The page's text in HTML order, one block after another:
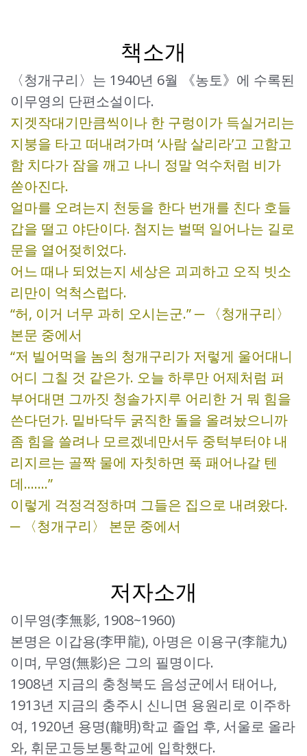
책소개
〈청개구리〉는 1940년 6월 《농토》에 수록된
이무영의 단편소설이다.
지겟작대기만큼씩이나 한 구렁이가 득실거리는
지붕을 타고 떠내려가며 ‘사람 살리라’고 고함고
함 치다가 잠을 깨고 나니 정말 억수처럼 비가
쏟아진다.
얼마를 오려는지 천둥을 한다 번개를 친다 호들
갑을 떨고 야단이다. 첨지는 벌떡 일어나는 길로
문을 열어젖히었다.
어느 때나 되었는지 세상은 괴괴하고 오직 빗소
리만이 억척스럽다.
“허, 이거 너무 과히 오시는군.” ─ 〈청개구리〉
본문 중에서
“저 빌어먹을 놈의 청개구리가 저렇게 울어대니
어디 그칠 것 같은가. 오늘 하루만 어제처럼 퍼
부어대면 그까짓 청솔가지루 어리한 거 뭐 힘을
쓴다던가. 밑바닥두 굵직한 돌을 올려놨으니까
좀 힘을 쓸려나 모르겠네만서두 중턱부터야 내
리지르는 골짝 물에 자칫하면 푹 패어나갈 텐
데…….”
이렇게 걱정걱정하며 그들은 집으로 내려왔다.
─ 〈청개구리〉 본문 중에서
저자소개
이무영(李無影, 1908~1960)
본명은 이갑용(李甲龍), 아명은 이용구(李龍九)
이며, 무영(無影)은 그의 필명이다.
1908년 지금의 충청북도 음성군에서 태어나,
1913년 지금의 충주시 신니면 용원리로 이주하
여, 1920년 용명(龍明)학교 졸업 후, 서울로 올라
와, 휘문고등보통학교에 입학했다.